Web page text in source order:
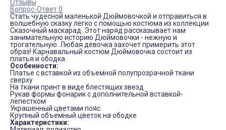
Отзывы
Вопрос-Ответ 0
Стать чудесной маленькой Дюймовочкой и отправиться в
волшебную сказку легко с помощью костюма из коллекции
Сказочный маскарад. Этот наряд рассказывает нам
занимательную историю Дюймовочки - нежную и
трогательную. Любая девочка захочет примерить этот
образ! Карнавальный костюм Дюймовочка состоит из
платья и ободка.
Особенности:
Платье с вставкой из объемной полупрозрачной ткани
сверху
На ткани принт в виде блестящих звезд
Рукав формы фонарик с дополнительной вставкой-
лепестком
Украшенный цветами пояс
Крупный объемный цветок на ободке
Характеристики: